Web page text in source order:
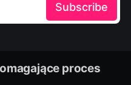
Subscribe
proces